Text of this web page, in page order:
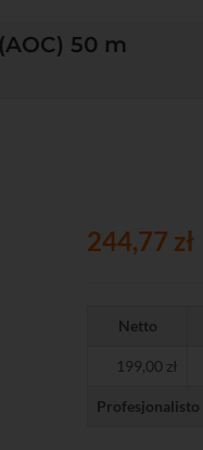
50 m
244,77 zł
Netto
199,00 zł
Profesjonalisto